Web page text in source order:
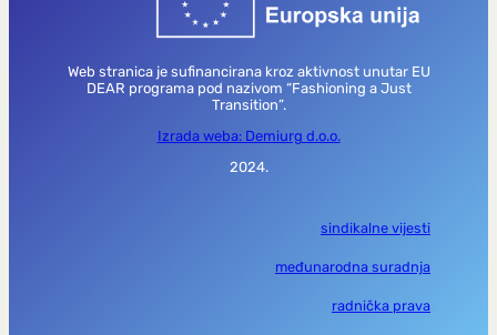
Web stranica je sufinancirana kroz aktivnost unutar EU
DEAR programa pod nazivom “Fashioning a Just
Transition”.
Izrada weba: Demiurg d.o.o.
2024.
sindikalne vijesti
međunarodna suradnja
radnička prava